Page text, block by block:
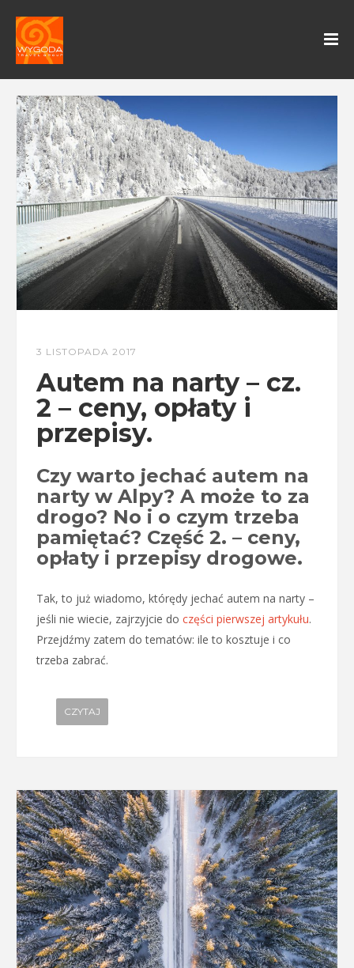
3 LISTOPADA 2017
Autem na narty – cz.
2 – ceny, opłaty i
przepisy.
Czy warto jechać autem na
narty w Alpy? A może to za
drogo? No i o czym trzeba
pamiętać? Część 2. – ceny,
opłaty i przepisy drogowe.
Tak, to już wiadomo, którędy jechać autem na narty –
jeśli nie wiecie, zajrzyjcie do części pierwszej artykułu.
Przejdźmy zatem do tematów: ile to kosztuje i co
trzeba zabrać.
CZYTAJ